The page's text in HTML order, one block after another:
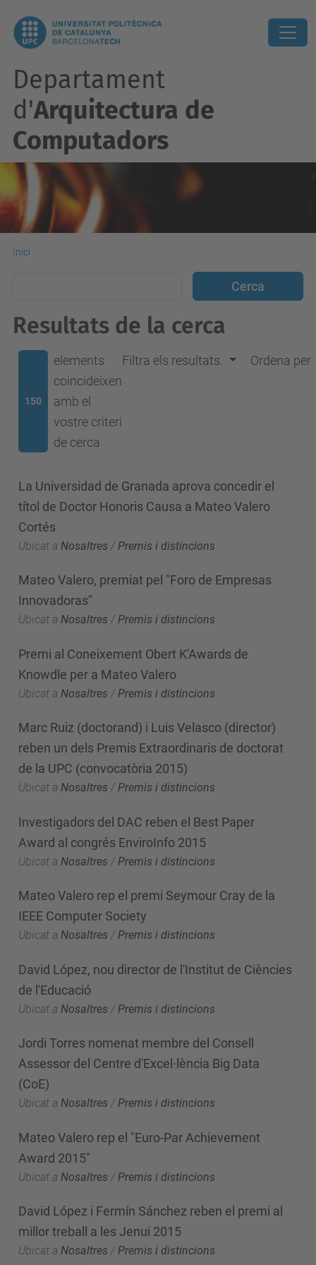
Departament
d'Arquitectura de
Computadors
Inici
Resultats de la cerca
150
elements
coincideixen
amb el
vostre criteri
de cerca
Filtra els resultats. Ordena per
La Universidad de Granada aprova concedir el
títol de Doctor Honoris Causa a Mateo Valero
Cortés
Ubicat a Nosaltres / Premis i distincions
Mateo Valero, premiat pel "Foro de Empresas
Innovadoras"
Ubicat a Nosaltres /Premis i distincions
Premi al Coneixement Obert K'Awards de
Knowdle per a Mateo Valero
Ubicat a Nosaltres / Premis i distincions
Marc Ruiz (doctorand) i Luis Velasco (director)
reben un dels Premis Extraordinaris de doctorat
de la UPC (convocatòria 2015)
Ubicat a Nosaltres /Premis i distincions
Investigadors del DAC reben el Best Paper
Award al congrés EnviroInfo 2015
Ubicat a Nosaltres / Premis i distincions
Mateo Valero rep el premi Seymour Cray de la
IEEE Computer Society
Ubicat a Nosaltres /Premis i distincions
David López, nou director de l'Institut de Ciències
de l'Educació
Ubicat a Nosaltres / Premis i distincions
Jordi Torres nomenat membre del Consell
Assessor del Centre d'Excel·lència Big Data
(CoE)
Ubicat a Nosaltres /Premis i distincions
Mateo Valero rep el "Euro-Par Achievement
Award 2015"
Ubicat a Nosaltres / Premis i distincions
David López i Fermín Sánchez reben el premi al
millor treball a les Jenui 2015
Ubicat a Nosaltres /Premis i distincions